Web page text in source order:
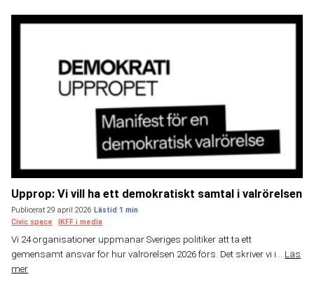
Upprop: Vi vill ha ett demokratiskt samtal i valrörelsen
Publicerat 29 april 2026
Civic space
IKFF i media
Vi 24 organisationer uppmanar Sveriges politiker att ta ett
gemensamt ansvar för hur valrörelsen 2026 förs. Det skriver vi i... Läs
mer